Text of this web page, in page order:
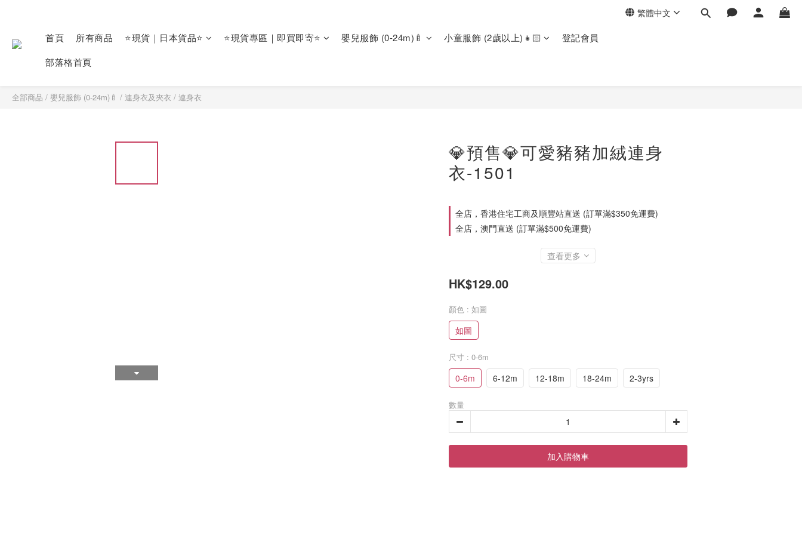
繁體中文
首頁 所有商品 ⭐現貨｜日本貨品⭐ ⭐現貨專區｜即買即寄⭐ 嬰兒服飾 (0-24m)🍼 小童服飾 (2歲以上)👧🏻
登記會員
部落格首頁
全部商品 / 嬰兒服飾 (0-24m)🍼 / 連身衣及夾衣 / 連身衣
💎預售💎可愛豬豬加絨連身
衣-1501
全店，香港住宅工商及順豐站直送 (訂單滿$350免運費)
全店，澳門直送 (訂單滿$500免運費)
查看更多
HK$129.00
顏色 : 如圖
如圖
尺寸 : 0-6m
0-6m 6-12m 12-18m 18-24m 2-3yrs
數量
加入購物車